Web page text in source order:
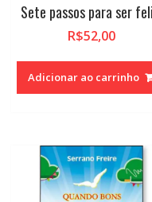
Sete passos para ser
R$52,00
Adicionar ao carrinho